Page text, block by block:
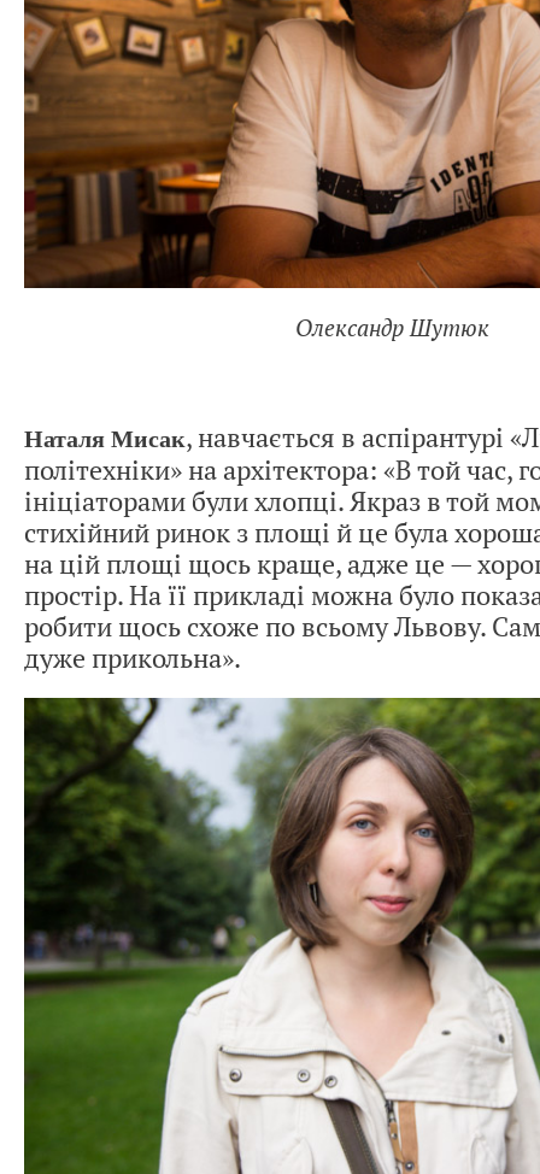
Олександр Шутюк
Наталя Мисак, навчається в аспірантурі
політехніки» на архітектора: «В той час,
ініціаторами були хлопці. Якраз в той
стихійний ринок з площі й це була
на цій площі щось краще, адже це —
простір. На її прикладі можна було
робити щось схоже по всьому Львову.
дуже прикольна».